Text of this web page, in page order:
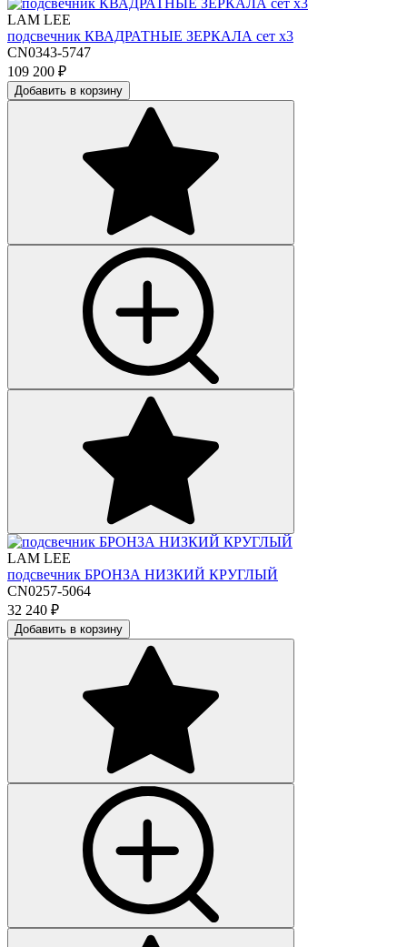
LAM LEE
подсвечник КВАДРАТНЫЕ ЗЕРКАЛА сет х3
CN0343-5747
109 200 ₽
Добавить в корзину
LAM LEE
подсвечник БРОНЗА НИЗКИЙ КРУГЛЫЙ
CN0257-5064
32 240 ₽
Добавить в корзину